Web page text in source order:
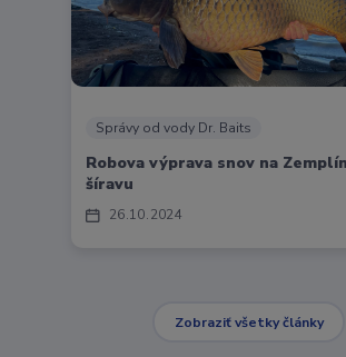
26 10 2024
Správy od vody Dr. Baits
Robova výprava snov na
šíravu
Zobraziť všetky články